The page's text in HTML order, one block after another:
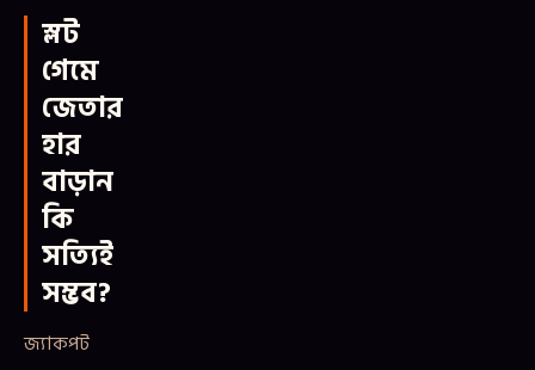
স্লট
গেমে
জেতার
হার
বাড়ান
কি
সত্যিই
সম্ভব?
জ্যাকপট